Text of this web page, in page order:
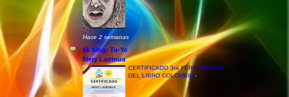
Hace 2 semanas
Mi blog: Tu-Yo
Mery Larrinua
CERTIFICADO 3ra FERIA VIRTUAL
DEL LIBRO COLOMBIA -